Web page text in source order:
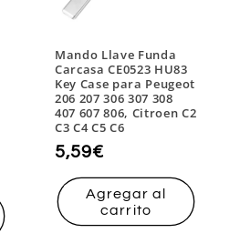
Mando Llave Funda
Carcasa CE0523 HU83
Key Case para Peugeot
206 207 306 307 308
407 607 806, Citroen C2
C3 C4 C5 C6
Precio
habitual
5,59€
Agregar al
carrito